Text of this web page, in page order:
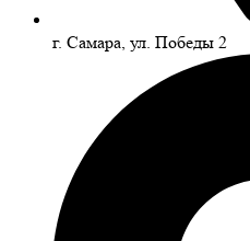
г. Самара, ул. Победы 2